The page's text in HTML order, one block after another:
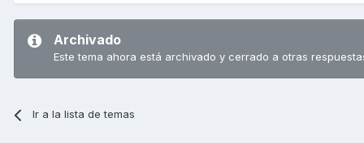
Archivado
Este tema ahora está archivado y cerrado a otras
Ir a la lista de temas